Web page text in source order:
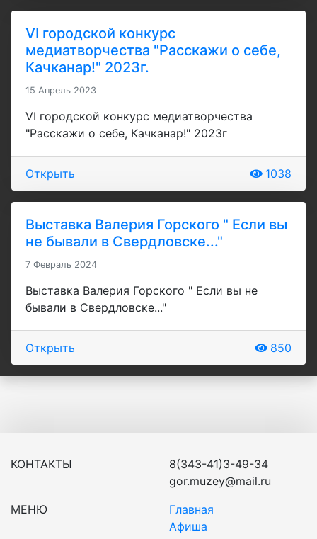
VI городской конкурс
медиатворчества "Расскажи о себе,
Качканар!" 2023г.
15 Апрель 2023
VI городской конкурс медиатворчества
"Расскажи о себе, Качканар!" 2023г
Открыть 1038
Выставка Валерия Горского " Если вы
не бывали в Свердловске..."
7 Февраль 2024
Выставка Валерия Горского " Если вы не
бывали в Свердловске..."
Открыть 850
КОНТАКТЫ
8(343-41)3-49-34
gor.muzey@mail.ru
МЕНЮ
Главная
Афиша